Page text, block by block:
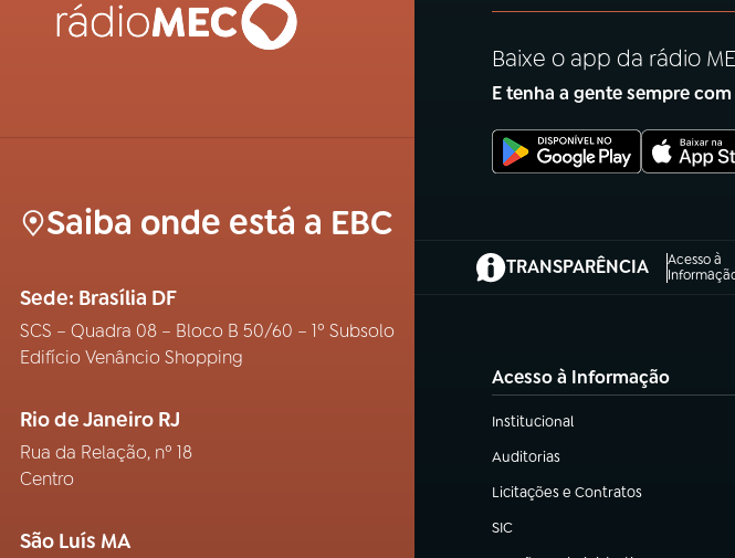
Saiba onde está a EBC
Sede: Brasília DF
SCS – Quadra 08 – Bloco B 50/60 – 1º Subsolo
Edifício Venâncio Shopping
Rio de Janeiro RJ
Rua da Relação, nº 18
Centro
São Luís MA
Baixe o app da rádio
E tenha a gente sempre
TRANSPARÊNCIA
Acesso à
(abre em nova aba)
Acesso à Informação
Institucional
(abre em nova aba)
Auditorias
(abre em nova aba)
Licitações e Contratos
(abre em nova aba)
SIC
(abre em nova aba)